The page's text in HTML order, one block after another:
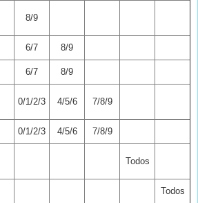
8/9
6/7
8/9
6/7
8/9
0/1/2/3 4/5/6 7/8/9
0/1/2/3 4/5/6
7/8/9
Todos
Todos